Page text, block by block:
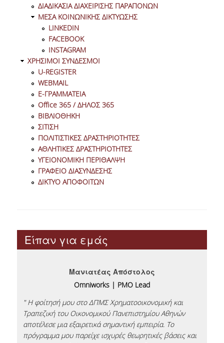
ΔΙΔΑΚΤΟΡΙΚΟ ΠΡΟΓΡΑΜΜΑ ΤΜΗΜΑΤΟΣ
ΔΙΕΘΝΩΝ ΚΑΙ ΕΥΡΩΠΑΪΚΩΝ ΟΙΚΟΝΟΜΙΚΩΝ
ΣΠΟΥΔΩΝ
ΔΙΔΑΚΤΟΡΙΚΟ ΠΡΟΓΡΑΜΜΑ ΤΜΗΜΑΤΟΣ
OΙΚΟΝΟΜΙΚΗΣ ΕΠΙΣΤΗΜΗΣ
ΕΚΠΑΙΔΕΥΤΙΚΟ ΕΡΓΑΣΤΗΡΙΟ ΣΧΟΛΗΣ ΟΙΚ.
ΕΠΙΣΤΗΜΩΝ (ECONLAB)
ΕΡΓΑΣΤΗΡΙΟ ΠΑΡΑΚΟΛΟΥΘΗΣΗΣ ΚΑΙ
ΑΝΑΛΥΣΗΣ ΕΥΡΩΠΑΪΚΩΝ ΥΠΟΘΕΣΕΩΝ
(EUROLAB)
ΔΙΑΣΦΑΛΙΣΗ ΠΟΙΟΤΗΤΑΣ
ΠΟΛΙΤΙΚΗ ΠΟΙΟΤΗΤΑΣ
ΜΟΔΙΠ
ΕΠΙΚΟΙΝΩΝΙΑ
ΔΙΑΔΙΚΑΣΙΑ ΔΙΑΧΕΙΡΙΣΗΣ ΠΑΡΑΠΟΝΩΝ
ΜΕΣΑ ΚΟΙΝΩΝΙΚΗΣ ΔΙΚΤΥΩΣΗΣ
ΔΙΑΔΙΚΑΣΙΑ ΔΙΑΧΕΙΡΙΣΗΣ ΠΑΡΑΠΟΝΩΝ
ΜΕΣΑ ΚΟΙΝΩΝΙΚΗΣ ΔΙΚΤΥΩΣΗΣ
LINKEDIN
FACEBOOK
INSTAGRAM
ΧΡΗΣΙΜΟΙ ΣΥΝΔΕΣΜΟΙ
U-REGISTER
WEBMAIL
Ε-ΓΡΑΜΜΑΤΕΙΑ
Office 365 / ΔΗΛΟΣ 365
ΒΙΒΛΙΟΘΗΚΗ
ΣΙΤΙΣΗ
ΠΟΛΙΤΙΣΤΙΚΕΣ ΔΡΑΣΤΗΡΙΟΤΗΤΕΣ
ΑΘΛΗΤΙΚΕΣ ΔΡΑΣΤΗΡΙΟΤΗΤΕΣ
ΥΓΕΙΟΝΟΜΙΚΗ ΠΕΡΙΘΑΛΨΗ
ΓΡΑΦΕΙΟ ΔΙΑΣΥΝΔΕΣΗΣ
ΔΙΚΤΥΟ ΑΠΟΦΟΙΤΩΝ
Είπαν για εμάς
Μανιατέας Απόστολος
Οmniworks | PMO Lead
" Η φοίτησή μου στο ΔΠΜΣ Χρηματοοικονομική και
Τραπεζική του Οικονομικού Πανεπιστημίου Αθηνών
αποτέλεσε μια εξαιρετικά σημαντική εμπειρία. Το
πρόγραμμα μου παρείχε ισχυρές θεωρητικές βάσεις και